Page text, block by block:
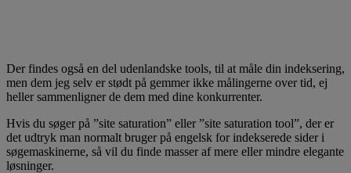
Der findes også en del udenlandske tools, til at måle din indeksering,
men dem jeg selv er stødt på gemmer ikke målingerne over tid, ej
heller sammenligner de dem med dine konkurrenter.
Hvis du søger på ”site saturation” eller ”site saturation tool”, der er
det udtryk man normalt bruger på engelsk for indekserede sider i
søgemaskinerne, så vil du finde masser af mere eller mindre elegante
løsninger.